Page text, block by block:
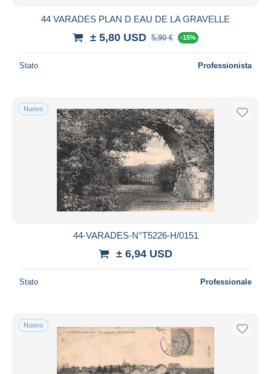
44 VARADES PLAN D EAU DE LA GRAVELLE
± 5,80 USD 5,90 € -15%
Stato Professionista
Nuovo
44-VARADES-N°T5226-H/0151
± 6,94 USD
Stato Professionale
Nuovo